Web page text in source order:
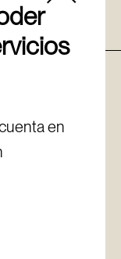
en